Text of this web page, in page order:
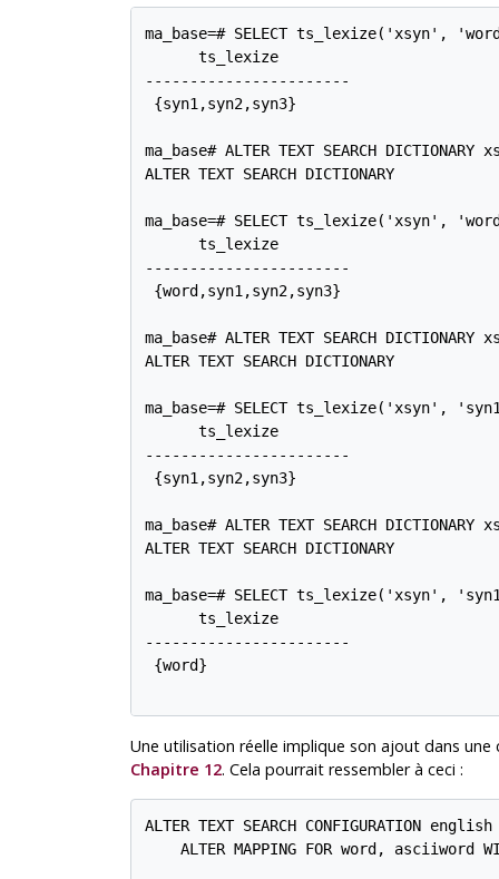
ma_base=# SELECT ts_lexize('xsyn',
      ts_lexize
-----------------------
{syn1,syn2,syn3}
ma_base# ALTER TEXT SEARCH
ALTER TEXT SEARCH DICTIONARY
ma_base=# SELECT ts_lexize('xsyn',
      ts_lexize
-----------------------
{word,syn1,syn2,syn3}
ma_base# ALTER TEXT SEARCH
ALTER TEXT SEARCH DICTIONARY
ma_base=# SELECT ts_lexize('xsyn',
      ts_lexize
-----------------------
{syn1,syn2,syn3}
ma_base# ALTER TEXT SEARCH
ALTER TEXT SEARCH DICTIONARY
ma_base=# SELECT ts_lexize('xsyn',
      ts_lexize
-----------------------
{word}
Une utilisation réelle implique son ajout dans
Chapitre 12. Cela pourrait ressembler à ceci :
ALTER TEXT SEARCH CONFIGURATION english
ALTER MAPPING FOR word, asciiword